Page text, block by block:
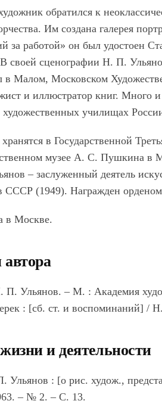
обратился к
Им создана галерея
за работой» он был удостоен
своей сценографии Н. П.
в Малом, Московском
и иллюстратор книг. Много
художественных училищах
в Государственной
музее А. С. Пушкина в
– заслуженный деятель
СССР (1949). Награжден
в Москве.
П. Ульянов. – М. : Академия
: [сб. ст. и воспоминаний] /
и деятельности
: [о рис. худож.,
‒ № 2. ‒ С. 13.